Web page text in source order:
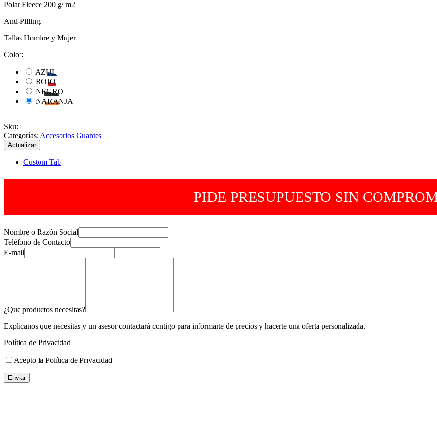
Polar Fleece 200 g/ m2
Anti-Pilling.
Tallas Hombre y Mujer
Color:
AZUL
ROJO
NEGRO
NARANJA
Sku:
Categorías: Accesorios Guantes
Custom Tab
PIDE PRESUPUESTO SIN
Nombre o Razón Social
Teléfono de Contacto
E-mail
¿Que productos necesitas?
Explícanos que necesitas y un asesor contactará contigo para informarte de precios y hacerte una oferta personalizada.
Política de Privacidad
Acepto la Política de Privacidad
Enviar